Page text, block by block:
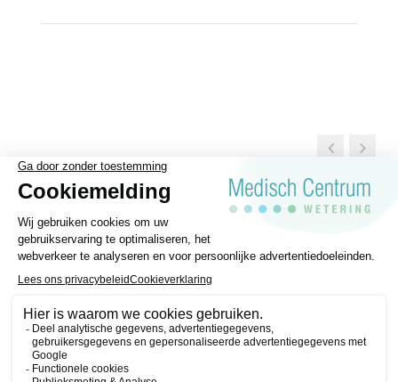
Algemene voorwaarden
Privacy statement
Disclaimer